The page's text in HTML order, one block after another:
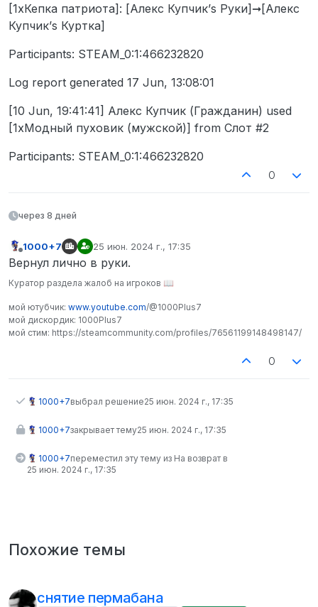
[1xКепка патриота]: [Алекс Купчик’s Руки]➞[Алекс
Купчик’s Куртка]
Participants: STEAM_0:1:466232820
Log report generated 17 Jun, 13:08:01
[10 Jun, 19:41:41] Алекс Купчик (Гражданин) used
[1xМодный пуховик (мужской)] from Слот #2
Participants: STEAM_0:1:466232820
0
через 8 дней
1000+7 25 июн. 2024 г., 17:35
отредактировано
Вернул лично в руки.
Куратор раздела жалоб на игроков 📖
мой ютубчик: www.youtube.com/@1000Plus7
мой дискордик: 1000Plus7
мой стим: https://steamcommunity.com/profiles/76561199148498147/
0
1000+7выбрал решение25 июн. 2024 г., 17:35
1000+7закрывает тему25 июн. 2024 г., 17:35
1000+7переместил эту тему из На возврат в
25 июн. 2024 г., 17:35
Похожие темы
снятие пермабана